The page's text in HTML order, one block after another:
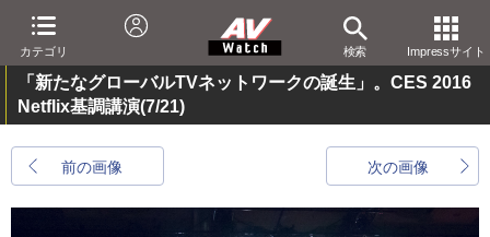
カテゴリ 検索 Impressサイト
「新たなグローバルTVネットワークの誕生」。CES 2016
Netflix基調講演(7/21)
前の画像 次の画像